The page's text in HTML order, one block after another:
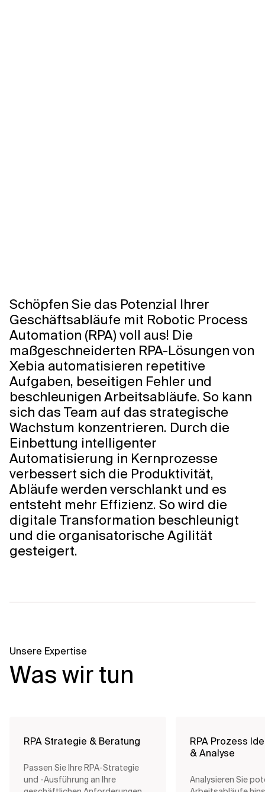
Schöpfen Sie das Potenzial Ihrer
Geschäftsabläufe mit Robotic Process
Automation (RPA) voll aus! Die
maßgeschneiderten RPA-Lösungen von
Xebia automatisieren repetitive
Aufgaben, beseitigen Fehler und
beschleunigen Arbeitsabläufe. So kann
sich das Team auf das strategische
Wachstum konzentrieren. Durch die
Einbettung intelligenter
Automatisierung in Kernprozesse
verbessert sich die Produktivität,
Abläufe werden verschlankt und es
entsteht mehr Effizienz. So wird die
digitale Transformation beschleunigt
und die organisatorische Agilität
gesteigert.
Unsere Expertise
Was wir tun
RPA Strategie & Beratung
Passen Sie Ihre RPA-Strategie
und -Ausführung an Ihre
RPA Prozess
& Analyse
Analysieren Sie